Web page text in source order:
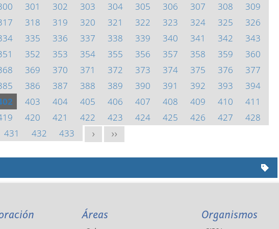
301 302 303 304 305 306 307 308
309
318 319 320 321 322 323 324 325
326
335 336 337 338 339 340 341 342
343
352 353 354 355 356 357 358 359
360
369 370 371 372 373 374 375 376
377
386 387 388 389 390 391 392 393
394
403 404 405 406 407 408 409 410
411
420 421 422 423 424 425 426 427
428
431
432 433 > >>
Áreas Organismos